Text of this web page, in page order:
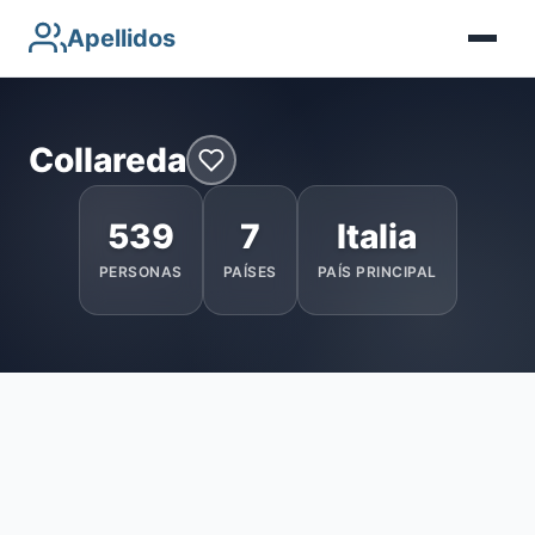
Apellidos
Collareda
539
PERSONAS
7
PAÍSES
Italia
PAÍS PRINCIPAL